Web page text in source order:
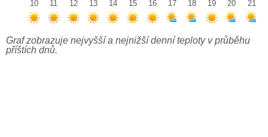
10
11
12
13
14
15
16
17
18
19
20
21
Graf zobrazuje nejvyšší a nejnižší denní teploty v průběhu
příštích dnů.